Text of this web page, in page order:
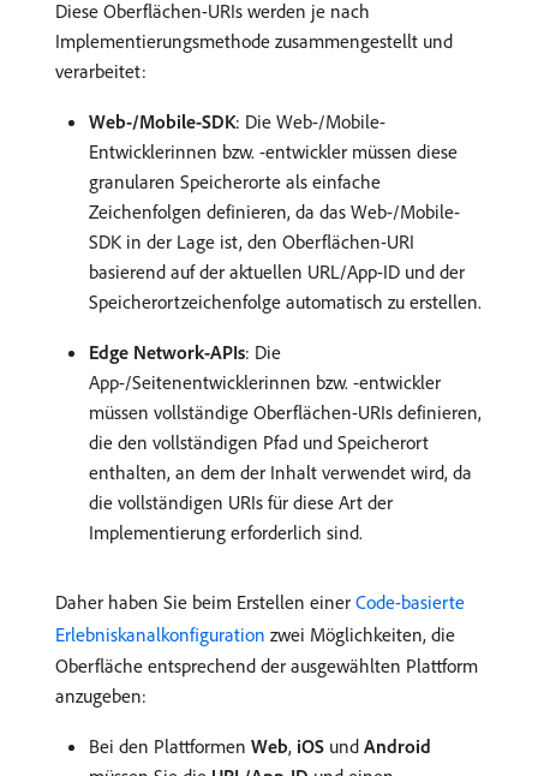
Diese Oberflächen-URIs werden je nach
Implementierungsmethode zusammengestellt und
verarbeitet:
Web-/Mobile-SDK: Die Web-/Mobile-
Entwicklerinnen bzw. -entwickler müssen diese
granularen Speicherorte als einfache
Zeichenfolgen definieren, da das Web-/Mobile-
SDK in der Lage ist, den Oberflächen-URI
basierend auf der aktuellen URL/App-ID und der
Speicherortzeichenfolge automatisch zu erstellen.
Edge Network-APIs: Die
App-/Seitenentwicklerinnen bzw. -entwickler
müssen vollständige Oberflächen-URIs definieren,
die den vollständigen Pfad und Speicherort
enthalten, an dem der Inhalt verwendet wird, da
die vollständigen URIs für diese Art der
Implementierung erforderlich sind.
Daher haben Sie beim Erstellen einer Code-basierte
Erlebniskanalkonfiguration zwei Möglichkeiten, die
Oberfläche entsprechend der ausgewählten Plattform
anzugeben:
Bei den Plattformen Web, iOS und Android